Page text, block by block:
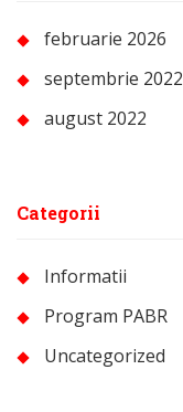
februarie 2026
septembrie 2022
august 2022
Categorii
Informatii
Program PABR
Uncategorized